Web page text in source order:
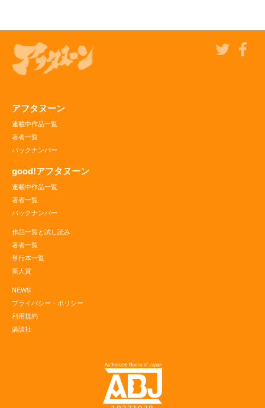
アフタヌーン
連載中作品一覧
著者一覧
バックナンバー
good!アフタヌーン
連載中作品一覧
著者一覧
バックナンバー
作品一覧と試し読み
著者一覧
単行本一覧
新人賞
NEWS
プライバシー・ポリシー
利用規約
講談社